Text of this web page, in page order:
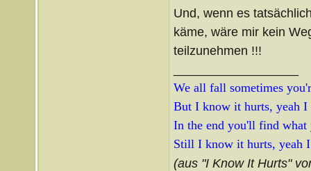
Und, wenn es
käme, wäre mir kein
teilzunehmen !!!
We all fall sometimes
But I know it hurts, yeah
In the end you'll find what
Still I know it hurts, yeah
(aus "I Know It Hurts"